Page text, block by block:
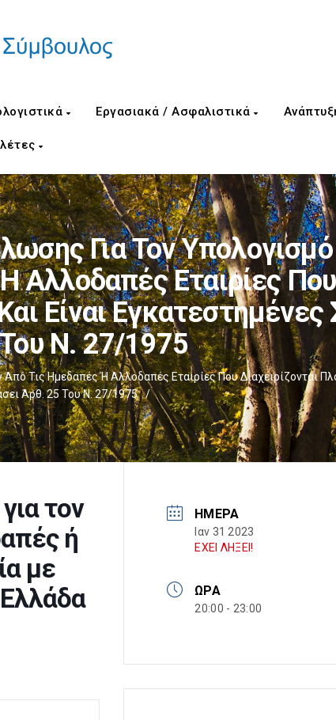
Εργασιακά / Ασφαλιστικά
Για Τον
Αλλοδαπές Εταιρίες Που
Είναι Εγκατεστημένες
Ν. 27/1975
Τις Ημεδαπές Ή Αλλοδαπές Εταιρίες Που Διαχειρίζονται
Άρθ. 25 Του Ν. 27/1975
/
τον
ή
με
ΗΜΈΡΑ
Ιαν 31 2023
ΕΧΕΙ ΛΗΞΕΙ!
ΏΡΑ
20:00 - 23:00